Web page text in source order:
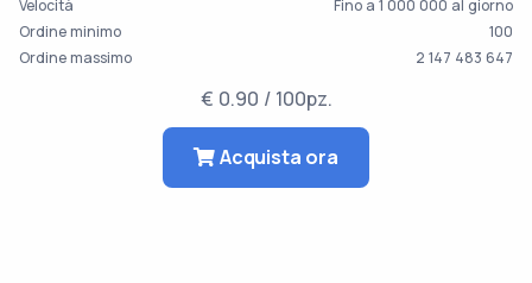
Velocità
Fino a 1 000 000 al giorno
Ordine minimo
100
Ordine massimo
2 147 483 647
€ 0.90 / 100pz.
Acquista ora